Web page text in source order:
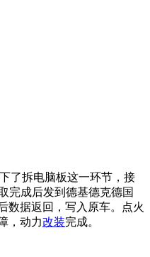
拆电脑板这一环节，接
完成后发到德基德克德国
数据返回，写入原车。点火
，动力改装完成。